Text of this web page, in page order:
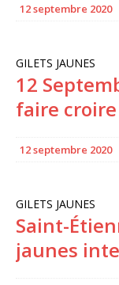
12 septembre 2020
GILETS JAUNES
12
faire
12 septembre 2020
GILETS JAUNES
Saint-
jaunes